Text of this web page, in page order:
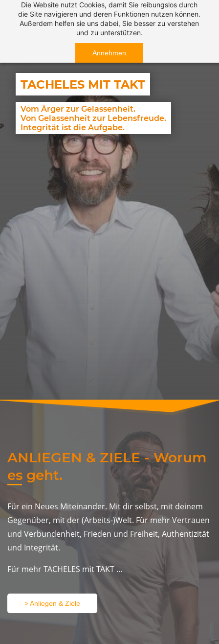
Die Website nutzt Cookies, damit Sie reibungslos durch
die Site navigieren und deren Funktionen nutzen können.
Außerdem helfen sie uns dabei, Sie besser zu verstehen
und zu unterstützen.
Annehmen
TACHELES MIT TAKT
Vom Ärger zur Gelassenheit.
Von Gelassenheit zur Lebensfreude.
Integrität ist die Aufgabe.
ANLIEGEN & ZIELE - Worum
es geht.
Für ein Neues Miteinander. ​Mit dir selbst, mit deinem
Gegenüber, mit der (Arbeits-)Welt. Für mehr Vertrauen
und Verbundenheit, Frieden und Freiheit, Authentizität
und Integrität.
Für mehr TACHELES mit TAKT ...
> Anliegen & Ziele